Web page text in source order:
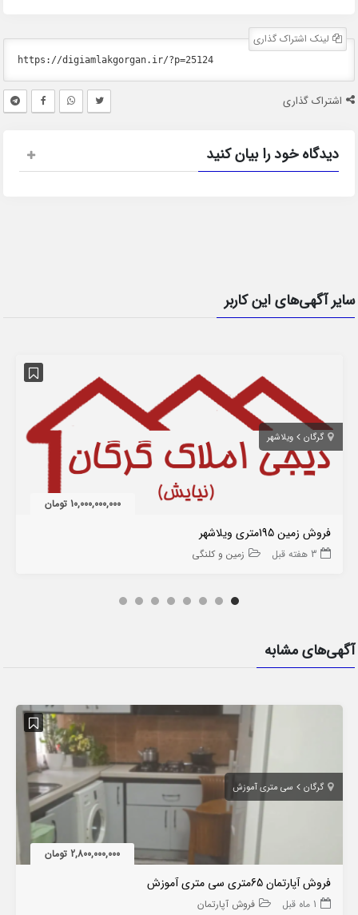
لینک اشتراک گذاری
اشتراک گذاری
دیدگاه خود را بیان کنید
سایر آگهی‌های این کاربر
گرگان ویلاشهر
10,000,000,000 تومان
فروش زمین 195متری ویلاشهر
3 هفته قبل زمین و کلنگی
آگهی‌های مشابه
گرگان سی متری آموزش
2,800,000,000 تومان
فروش آپارتمان 65متری سی متری آموزش
1 ماه قبل فروش آپارتمان